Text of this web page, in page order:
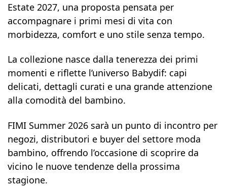
Estate 2027, una proposta pensata per
accompagnare i primi mesi di vita con
morbidezza, comfort e uno stile senza tempo.
La collezione nasce dalla tenerezza dei primi
momenti e riflette l’universo Babydif: capi
delicati, dettagli curati e una grande attenzione
alla comodità del bambino.
FIMI Summer 2026 sarà un punto di incontro per
negozi, distributori e buyer del settore moda
bambino, offrendo l’occasione di scoprire da
vicino le nuove tendenze della prossima
stagione.